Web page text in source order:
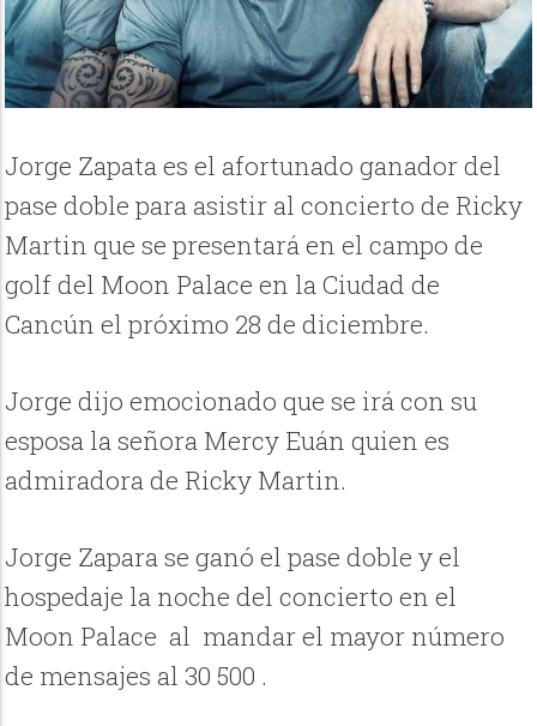
Jorge Zapata es el afortunado ganador del
pase doble para asistir al concierto de Ricky
Martin que se presentará en el campo de
golf del Moon Palace en la Ciudad de
Cancún el próximo 28 de diciembre.
Jorge dijo emocionado que se irá con su
esposa la señora Mercy Euán quien es
admiradora de Ricky Martin.
Jorge Zapara se ganó el pase doble y el
hospedaje la noche del concierto en el
Moon Palace al mandar el mayor número
de mensajes al 30 500 .